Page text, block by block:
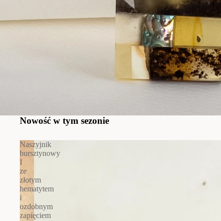
Nowość w tym sezonie
Naszyjnik
bursztynowy
I
ze
złotym
hematytem
i
ozdobnym
zapięciem